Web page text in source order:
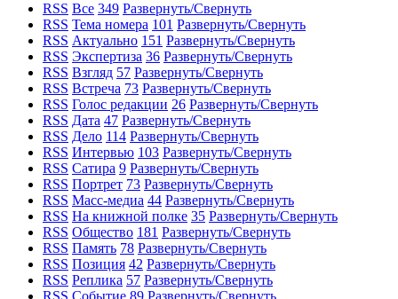
RSS Все 349 Развернуть/Свернуть
RSS Тема номера 101 Развернуть/Свернуть
RSS Актуально 151 Развернуть/Свернуть
RSS Экспертиза 36 Развернуть/Свернуть
RSS Взгляд 57 Развернуть/Свернуть
RSS Встреча 73 Развернуть/Свернуть
RSS Голос редакции 26 Развернуть/Свернуть
RSS Дата 47 Развернуть/Свернуть
RSS Дело 114 Развернуть/Свернуть
RSS Интервью 103 Развернуть/Свернуть
RSS Сатира 9 Развернуть/Свернуть
RSS Портрет 73 Развернуть/Свернуть
RSS Масс-медиа 44 Развернуть/Свернуть
RSS На книжной полке 35 Развернуть/Свернуть
RSS Общество 181 Развернуть/Свернуть
RSS Память 78 Развернуть/Свернуть
RSS Позиция 42 Развернуть/Свернуть
RSS Реплика 57 Развернуть/Свернуть